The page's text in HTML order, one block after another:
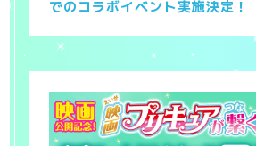
でのコラボイベント実施決定！